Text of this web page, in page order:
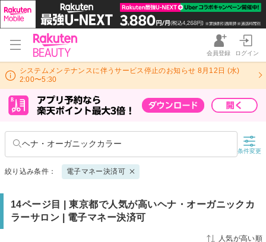
会員登録 ログイン
システムメンテナンスに伴うサービス停止のお知らせ 8月12日 (水)
2:00〜5:30
ヘナ・オーガニックカラー
条件変更
絞り込み条件： 電子マネー決済可
14ページ目 | 東京都で人気が高いヘナ・オーガニックカ
ラーサロン | 電子マネー決済可
人気が高い順